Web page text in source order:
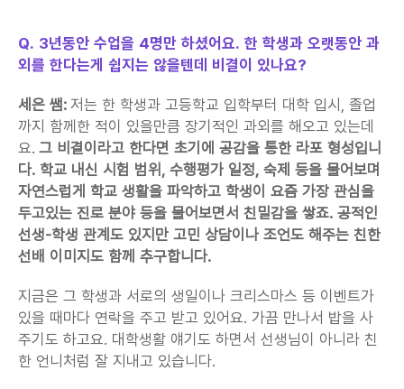
Q. 3년동안 수업을 4명만 하셨어요. 한 학생과 오랫동안 과
외를 한다는게 쉽지는 않을텐데 비결이 있나요?
세은 쌤: 저는 한 학생과 고등학교 입학부터 대학 입시, 졸업
까지 함께한 적이 있을만큼 장기적인 과외를 해오고 있는데
요. 그 비결이라고 한다면 초기에 공감을 통한 라포 형성입니
다. 학교 내신 시험 범위, 수행평가 일정, 숙제 등을 물어보며
자연스럽게 학교 생활을 파악하고 학생이 요즘 가장 관심을
두고있는 진로 분야 등을 물어보면서 친밀감을 쌓죠. 공적인
선생-학생 관계도 있지만 고민 상담이나 조언도 해주는 친한
선배 이미지도 함께 추구합니다.
지금은 그 학생과 서로의 생일이나 크리스마스 등 이벤트가
있을 때마다 연락을 주고 받고 있어요. 가끔 만나서 밥을 사
주기도 하고요. 대학생활 얘기도 하면서 선생님이 아니라 친
한 언니처럼 잘 지내고 있습니다.